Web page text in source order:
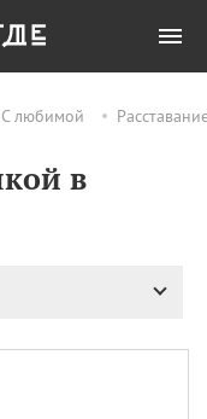
С любимой
в
Все
и Давида